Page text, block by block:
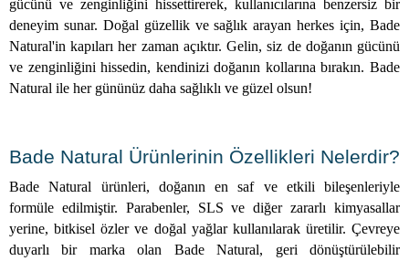
gücünü ve zenginliğini hissettirerek, kullanıcılarına benzersiz bir
deneyim sunar. Doğal güzellik ve sağlık arayan herkes için, Bade
Natural'in kapıları her zaman açıktır. Gelin, siz de doğanın gücünü
ve zenginliğini hissedin, kendinizi doğanın kollarına bırakın. Bade
Natural ile her gününüz daha sağlıklı ve güzel olsun!
Bade Natural Ürünlerinin Özellikleri Nelerdir?
Bade Natural ürünleri, doğanın en saf ve etkili bileşenleriyle
formüle edilmiştir. Parabenler, SLS ve diğer zararlı kimyasallar
yerine, bitkisel özler ve doğal yağlar kullanılarak üretilir. Çevreye
duyarlı bir marka olan Bade Natural, geri dönüştürülebilir